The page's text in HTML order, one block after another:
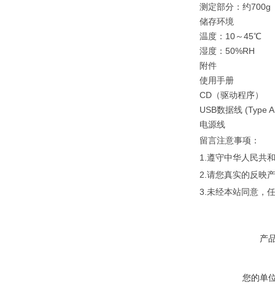
测定部分：约700g
储存环境
温度：10～45℃
湿度：50%RH
附件
使用手册
CD（驱动程序）
USB数据线 (Type
电源线
留言注意事项：
1.遵守中华人民共
2.请您真实的反映
3.未经本站同意，
产
您的单